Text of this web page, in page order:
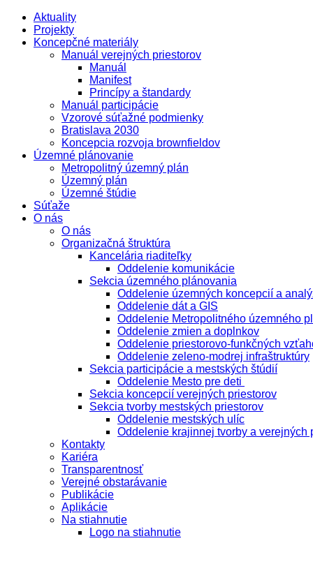
Aktuality
Projekty
Koncepčné materiály
Manuál verejných priestorov
Manuál
Manifest
Princípy a štandardy
Manuál participácie
Vzorové súťažné podmienky
Bratislava 2030
Koncepcia rozvoja brownfieldov
Územné plánovanie
Metropolitný územný plán
Územný plán
Územné štúdie
Súťaže
O nás
O nás
Organizačná štruktúra
Kancelária riaditeľky
Oddelenie komunikácie
Sekcia územného plánovania
Oddelenie územných koncepcií a
Oddelenie dát a GIS
Oddelenie Metropolitného územného
Oddelenie zmien a doplnkov
Oddelenie priestorovo-funkčných
Oddelenie zeleno-modrej infraštruktúry
Sekcia participácie a mestských štúdií
Oddelenie Mesto pre deti
Sekcia koncepcií verejných priestorov
Sekcia tvorby mestských priestorov
Oddelenie mestských ulíc
Oddelenie krajinnej tvorby a verejných
Kontakty
Kariéra
Transparentnosť
Verejné obstarávanie
Publikácie
Aplikácie
Na stiahnutie
Logo na stiahnutie